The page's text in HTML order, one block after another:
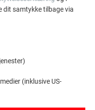
dit samtykke tilbage via
(inklusive US-